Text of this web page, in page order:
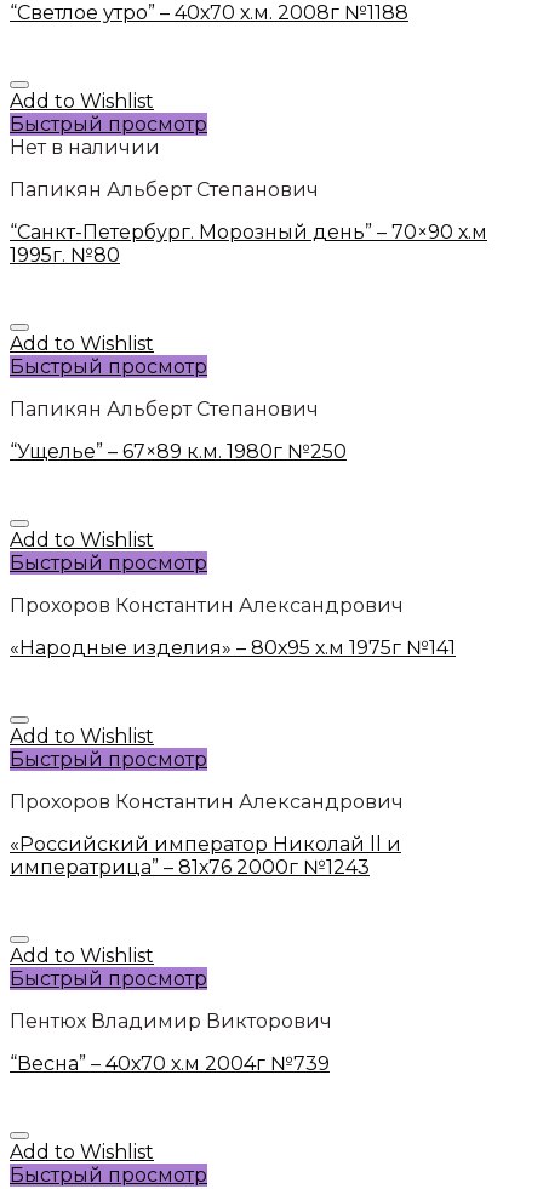
“Светлое утро” – 40х70 х.м. 2008г №1188
Add to Wishlist
Быстрый просмотр
Нет в наличии
Папикян Альберт Степанович
“Санкт-Петербург. Морозный день” – 70×90 х.м
1995г. №80
Add to Wishlist
Быстрый просмотр
Папикян Альберт Степанович
“Ущелье” – 67×89 к.м. 1980г №250
Add to Wishlist
Быстрый просмотр
Прохоров Константин Александрович
«Народные изделия» – 80х95 х.м 1975г №141
Add to Wishlist
Быстрый просмотр
Прохоров Константин Александрович
«Российский император Николай ll и
императрица” – 81х76 2000г №1243
Add to Wishlist
Быстрый просмотр
Пентюх Владимир Викторович
“Весна” – 40х70 х.м 2004г №739
Add to Wishlist
Быстрый просмотр